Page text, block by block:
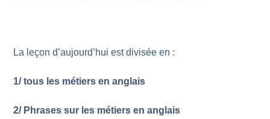
La leçon d’aujourd’hui est divisée en :
1/ tous les métiers en anglais
2/ Phrases sur les métiers en anglais